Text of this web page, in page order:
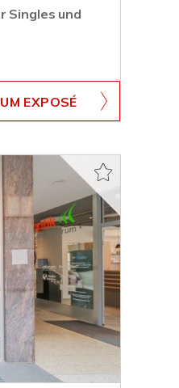
Singles und
EXPOSÉ